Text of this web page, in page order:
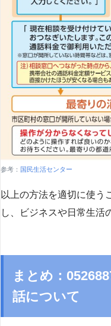
参考： 国民生活センター
以上の方法を適切に使う
し、ビジネスや日常生活
まとめ：
話について